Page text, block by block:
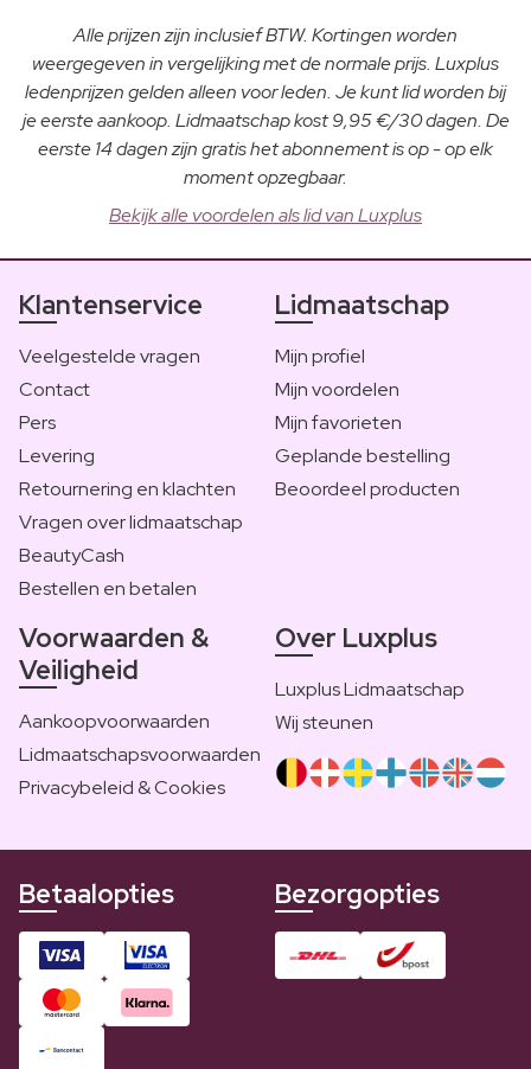
Alle prijzen zijn inclusief BTW. Kortingen worden
weergegeven in vergelijking met de normale prijs. Luxplus
ledenprijzen gelden alleen voor leden. Je kunt lid worden bij
je eerste aankoop. Lidmaatschap kost 9,95 €/30 dagen. De
eerste 14 dagen zijn gratis het abonnement is op - op elk
moment opzegbaar.
Bekijk alle voordelen als lid van Luxplus
Klantenservice
Veelgestelde vragen
Contact
Pers
Levering
Retournering en klachten
Vragen over lidmaatschap
BeautyCash
Bestellen en betalen
Lidmaatschap
Mijn profiel
Mijn voordelen
Mijn favorieten
Geplande bestelling
Beoordeel producten
Voorwaarden &
Veiligheid
Aankoopvoorwaarden
Lidmaatschapsvoorwaarden
Privacybeleid & Cookies
Over Luxplus
Luxplus Lidmaatschap
Wij steunen
Betaalopties Bezorgopties